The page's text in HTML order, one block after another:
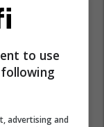
to use
advertising and